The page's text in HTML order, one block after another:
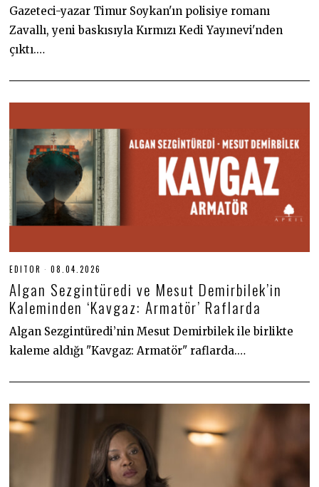
2
2
Gazeteci-yazar Timur Soykan'ın polisiye romanı
Zavallı, yeni baskısıyla Kırmızı Kedi Yayınevi'nden
çıktı.…
EDITOR 08.04.2026
.
4
2
2
Algan Sezgintüredi ve Mesut Demirbilek’in
Kaleminden ‘Kavgaz: Armatör’ Raflarda
Algan Sezgintüredi’nin Mesut Demirbilek ile birlikte
kaleme aldığı "Kavgaz: Armatör" raflarda.…